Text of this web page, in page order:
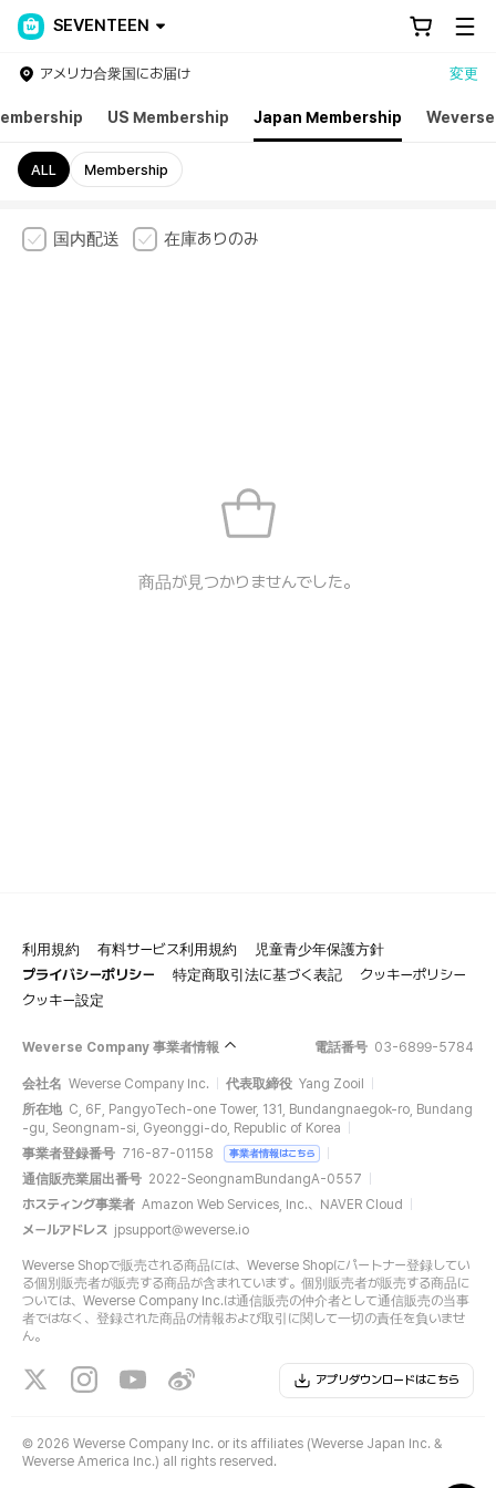
SEVENTEEN
アメリカ合衆国にお届け 変更
US Membership Japan Membership Weverse
ALL Membership
国内配送 在庫ありのみ
商品が見つかりませんでした。
利用規約 有料サービス利用規約
児童青少年保護方針
プライバシーポリシー
特定商取引法に基づく表記
クッキーポリシー
クッキー設定
Weverse Company 事業者情報 電話番号 03-6899-5784
会社名 Weverse Company Inc. 代表取締役 Yang Zooil
所在地 C, 6F, PangyoTech-one Tower, 131, Bundangnaegok-ro, Bundang
-gu, Seongnam-si, Gyeonggi-do, Republic of Korea
事業者登録番号 716-87-01158 事業者情報はこちら
通信販売業届出番号 2022-SeongnamBundangA-0557
ホスティング事業者 Amazon Web Services, Inc.、NAVER Cloud
メールアドレス jpsupport@weverse.io
Weverse Shopで販売される商品には、Weverse Shopにパートナー登録してい
る個別販売者が販売する商品が含まれています。個別販売者が販売する商品に
ついては、Weverse Company Inc.は通信販売の仲介者として通信販売の当事
者ではなく、登録された商品の情報および取引に関して一切の責任を負いませ
ん。
アプリダウンロードはこちら
© 2026 Weverse Company Inc. or its affiliates (Weverse Japan Inc. &
Weverse America Inc.) all rights reserved.